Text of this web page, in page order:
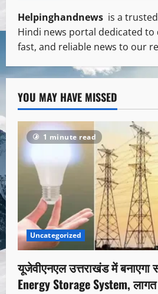
Helpinghandnews is a
Hindi news portal dedicated to
fast, and reliable news to our
YOU MAY HAVE MISSED
1 minute read
Uncategorized
यूजेवीएनएल उत्तराखंड में
Energy Storage System,